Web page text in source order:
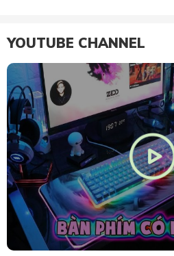
YOUTUBE CHANNEL